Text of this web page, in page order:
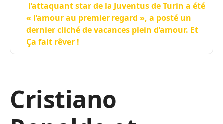
l’attaquant star de la Juventus de Turin a été
« l’amour au premier regard », a posté un
dernier cliché de vacances plein d’amour. Et
Ça fait rêver !
Cristiano